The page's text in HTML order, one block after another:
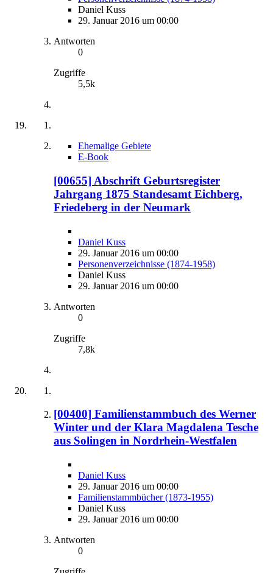
Daniel Kuss
29. Januar 2016 um 00:00
Antworten
0
Zugriffe
5,5k
Ehemalige Gebiete
E-Book
[00655] Abschrift Geburtsregister
Jahrgang 1875 Standesamt Eichberg,
Friedeberg in der Neumark
Daniel Kuss
29. Januar 2016 um 00:00
Personenverzeichnisse (1874-1958)
Daniel Kuss
29. Januar 2016 um 00:00
Antworten
0
Zugriffe
7,8k
[00400] Familienstammbuch des Werner
Winter und der Klara Magdalena Tesche
aus Solingen in Nordrhein-Westfalen
Daniel Kuss
29. Januar 2016 um 00:00
Familienstammbücher (1873-1955)
Daniel Kuss
29. Januar 2016 um 00:00
Antworten
0